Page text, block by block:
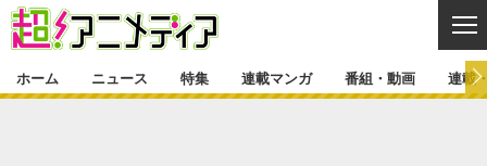
ホーム ニュース 特集 連載マンガ 番組・動画 連載